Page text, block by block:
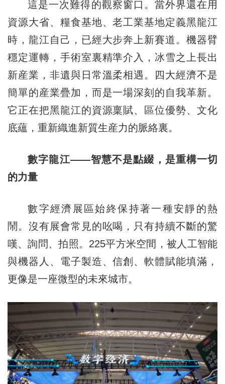
這是一次難得的觀察窗口。當外界還在用
資源大省、糧食基地、老工業基地定義黑龍江
時，龍江自己，已經大步奔上新賽道。機器臂
穩定運轉，手術室裏精準介入，冰雪之上長出
新産業，非遺與日常溫柔相遇。四大經濟不是
簡單的産業疊加，而是一場深刻的自我革新。
它正在把黑龍江的資源稟賦、區位優勢、文化
底蘊，重新織進新質生産力的脈絡裏。
數字龍江——智慧不是點綴，是重構一切
的力量
數字經濟展區始終保持著一種安靜的熱
鬧。沒有展會常見的吆喝，只有持續不斷的驚
嘆、詢問、拍照。225平方米空間，被人工智能
與機器人、電子製造、信創、軟體賦能填滿，
更像是一座微型的未來城市。